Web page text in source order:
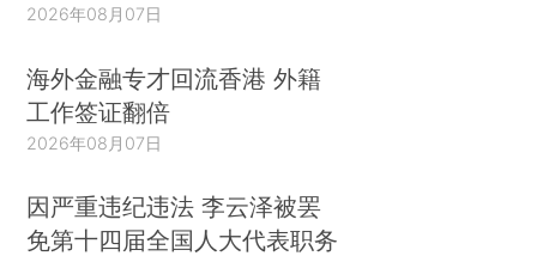
2026年08月07日
海外金融专才回流香港 外籍
工作签证翻倍
2026年08月07日
因严重违纪违法 李云泽被罢
免第十四届全国人大代表职务